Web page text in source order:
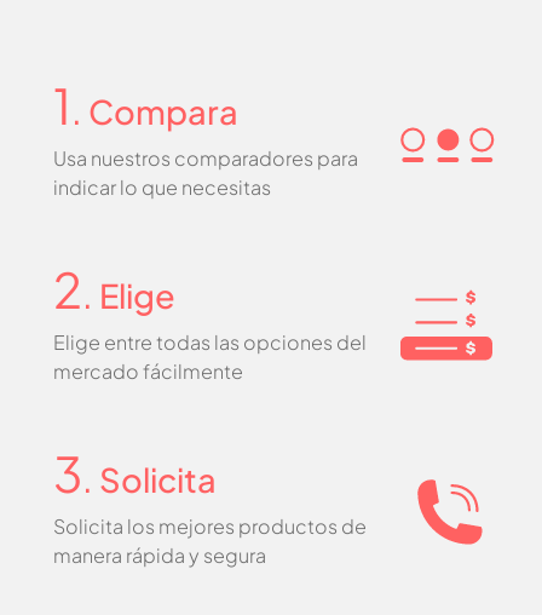
1 . Compara
Usa nuestros comparadores para
indicar lo que necesitas
2. Elige
Elige entre todas las opciones del
mercado fácilmente
3. Solicita
Solicita los mejores productos de
manera rápida y segura